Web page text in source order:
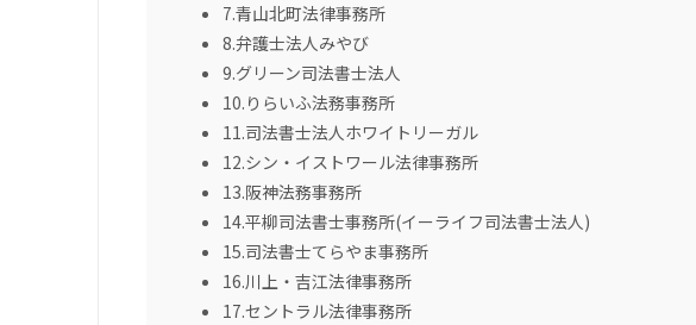
7.青山北町法律事務所
8.弁護士法人みやび
9.グリーン司法書士法人
10.りらいふ法務事務所
11.司法書士法人ホワイトリーガル
12.シン・イストワール法律事務所
13.阪神法務事務所
14.平柳司法書士事務所(イーライフ司法書士法人)
15.司法書士てらやま事務所
16.川上・吉江法律事務所
17.セントラル法律事務所